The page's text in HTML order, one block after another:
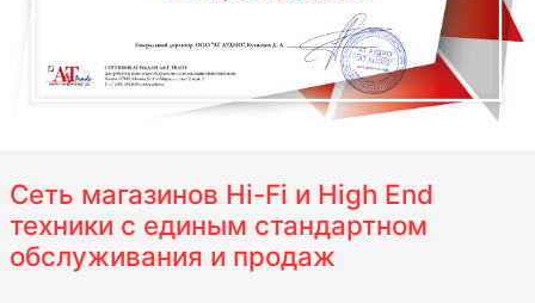
Сеть магазинов Hi-Fi и High End
техники с единым стандартном
обслуживания и продаж